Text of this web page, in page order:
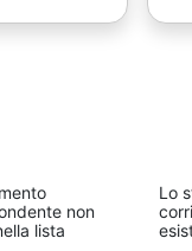
non
lista
Lo